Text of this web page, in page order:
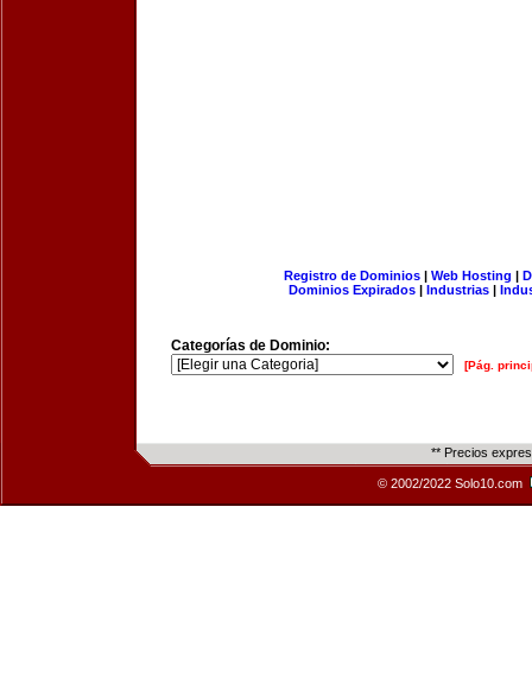
Registro de Dominios| Web Hosting |
Dominios Expirados | Industrias |
Categorías de Dominio:
[Pág.
** Precios
© 2002/2022 Solo10.com